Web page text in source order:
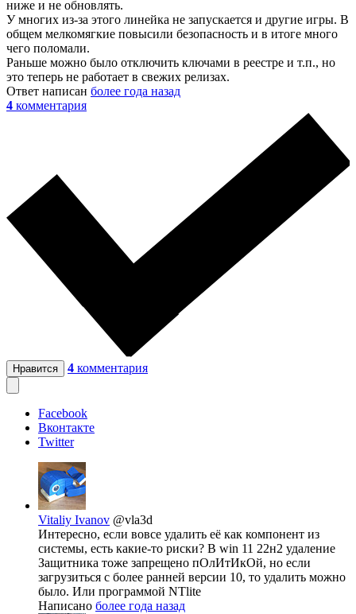
ниже и не обновлять.
У многих из-за этого линейка не запускается и другие игры. В
общем мелкомягкие повысили безопасность и в итоге много
чего поломали.
Раньше можно было отключить ключами в реестре и т.п., но
это теперь не работает в свежих релизах.
Ответ написан более года назад
4 комментария
Нравится 4 комментария
Facebook
Вконтакте
Twitter
Vitaliy Ivanov @vla3d
Интересно, если вовсе удалить её как компонент из
системы, есть какие-то риски? В win 11 22н2 удаление
Защитника тоже запрещено пОлИтИкОй, но если
загрузиться с более ранней версии 10, то удалить можно
было. Или программой NTlite
Написано более года назад